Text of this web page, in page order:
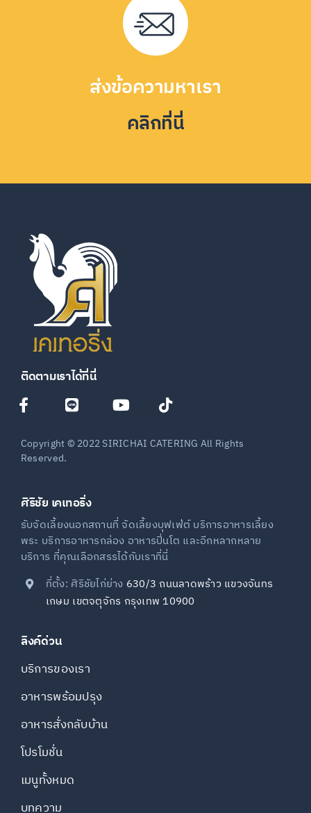
ส่งข้อความหาเรา
คลิกที่นี่
ติดตามเราได้ที่นี่
Copyright © 2022 SIRICHAI CATERING All Rights
Reserved.
ศิริชัย เคเทอริ่ง
รับจัดเลี้ยงนอกสถานที่ จัดเลี้ยงบุฟเฟ่ต์ บริการอาหารเลี้ยง
พระ บริการอาหารกล่อง อาหารปิ่นโต และอีกหลากหลาย
บริการ ที่คุณเลือกสรรได้กับเราที่นี่
ที่ตั้ง: ศิริชัยไก่ย่าง 630/3 ถนนลาดพร้าว แขวงจันทร
เกษม เขตจตุจักร กรุงเทพ 10900
ลิงค์ด่วน
บริการของเรา
อาหารพร้อมปรุง
อาหารสั่งกลับบ้าน
โปรโมชั่น
เมนูทั้งหมด
บทความ